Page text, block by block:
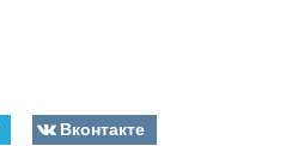
Вконтакте